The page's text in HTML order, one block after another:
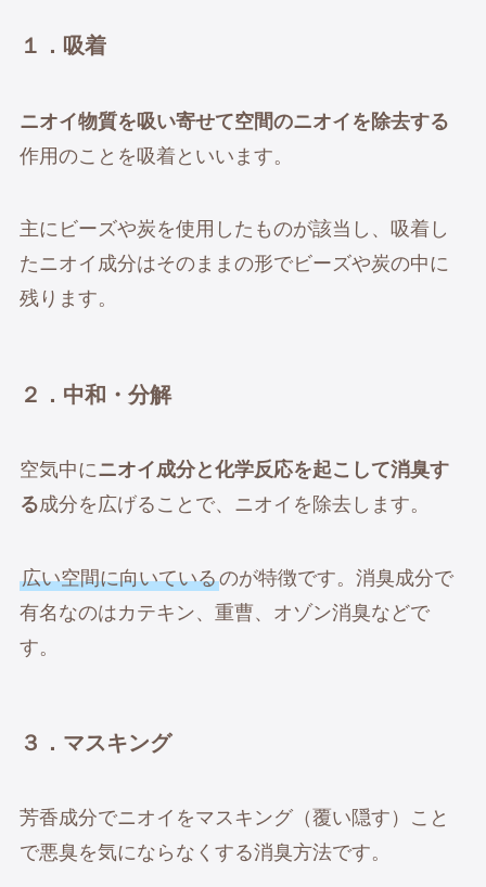
１．吸着
ニオイ物質を吸い寄せて空間のニオイを除去する
作用のことを吸着といいます。
主にビーズや炭を使用したものが該当し、吸着し
たニオイ成分はそのままの形でビーズや炭の中に
残ります。
２．中和・分解
空気中にニオイ成分と化学反応を起こして消臭す
る成分を広げることで、ニオイを除去します。
広い空間に向いているのが特徴です。消臭成分で
有名なのはカテキン、重曹、オゾン消臭などで
す。
３．マスキング
芳香成分でニオイをマスキング（覆い隠す）こと
で悪臭を気にならなくする消臭方法です。